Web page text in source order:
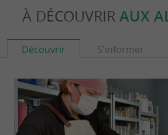
À DÉCOUVRIR AUX
Découvrir S'informer